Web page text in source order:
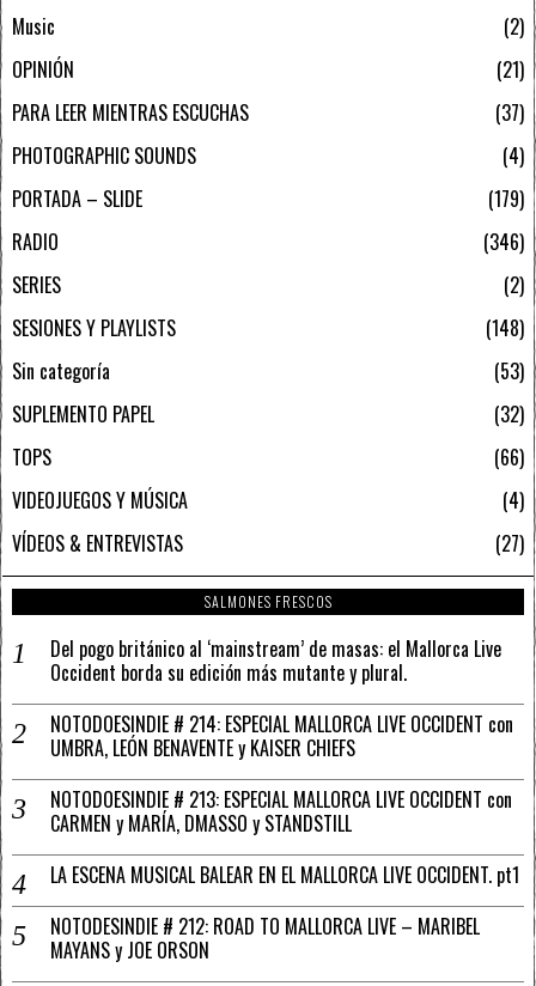
Music
2
OPINIÓN
21
PARA LEER MIENTRAS ESCUCHAS
37
PHOTOGRAPHIC SOUNDS
4
PORTADA – SLIDE
179
RADIO
346
SERIES
2
SESIONES Y PLAYLISTS
148
Sin categoría
53
SUPLEMENTO PAPEL
32
TOPS
66
VIDEOJUEGOS Y MÚSICA
4
VÍDEOS & ENTREVISTAS
27
SALMONES FRESCOS
Del pogo británico al ‘mainstream’ de masas: el Mallorca Live
Occident borda su edición más mutante y plural.
NOTODOESINDIE # 214: ESPECIAL MALLORCA LIVE OCCIDENT con
UMBRA, LEÓN BENAVENTE y KAISER CHIEFS
NOTODOESINDIE # 213: ESPECIAL MALLORCA LIVE OCCIDENT con
CARMEN y MARÍA, DMASSO y STANDSTILL
LA ESCENA MUSICAL BALEAR EN EL MALLORCA LIVE OCCIDENT. pt1
NOTODESINDIE # 212: ROAD TO MALLORCA LIVE – MARIBEL
MAYANS y JOE ORSON